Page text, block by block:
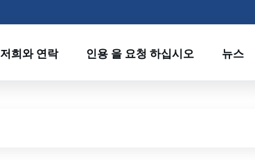
저희와 연락 인용 을 요청 하십시오 뉴스